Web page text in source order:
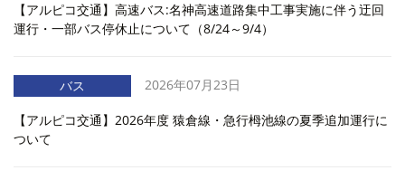
【アルピコ交通】高速バス:名神高速道路集中工事実施に伴う迂回
運行・一部バス停休止について（8/24～9/4）
バス 2026年07月23日
【アルピコ交通】2026年度 猿倉線・急行栂池線の夏季追加運行に
ついて